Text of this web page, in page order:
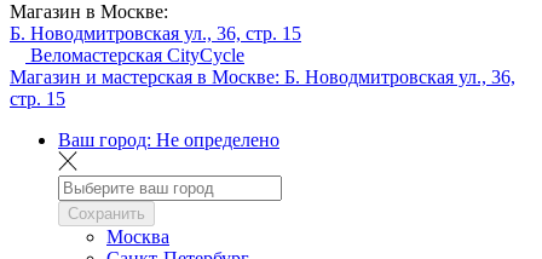
Магазин в Москве:
Б. Новодмитровская ул., 36, стр. 15
Веломастерская CityCycle
Магазин и мастерская в Москве: Б. Новодмитровская ул., 36,
стр. 15
Ваш город: Не определено
Сохранить
Москва